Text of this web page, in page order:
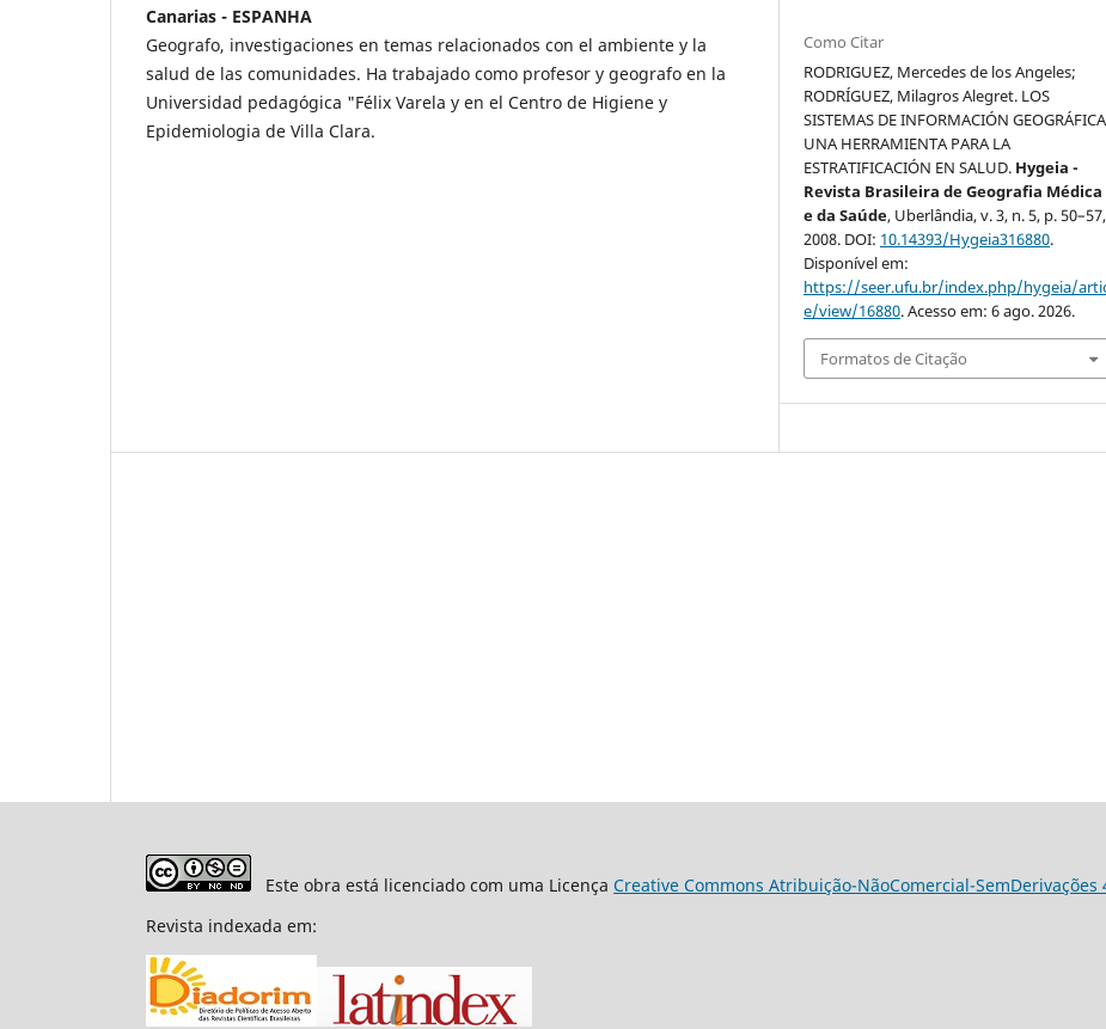
Canarias - ESPANHA
Geografo, investigaciones en temas relacionados con el ambiente y la
salud de las comunidades. Ha trabajado como profesor y geografo en la
Universidad pedagógica "Félix Varela y en el Centro de Higiene y
Epidemiologia de Villa Clara.
Como Citar
RODRIGUEZ, Mercedes de los Angeles;
RODRÍGUEZ, Milagros Alegret. LOS
SISTEMAS DE INFORMACIÓN
UNA HERRAMIENTA PARA LA
ESTRATIFICACIÓN EN SALUD. Hygeia -
Revista Brasileira de Geografia Médica
e da Saúde, Uberlândia, v. 3, n. 5, p. 50–57,
2008. DOI: 10.14393/Hygeia316880.
Disponível em:
https://seer.ufu.br/index.php/hygeia/
e/view/16880. Acesso em: 6 ago. 2026.
Formatos de Citação
Este obra está licenciado com uma Licença Creative Commons Atribuição-NãoComercial-
Revista indexada em: